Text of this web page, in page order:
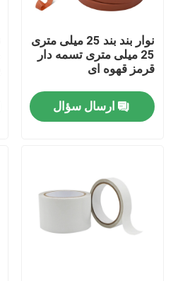
تور کارخانه
کنترل کیفیت
با ما تماس بگیرید
نوار چسب BOPP
نوار چسب کاغذ کرافت
نوار بند بند 25 میلی متری
25 میلی متری تسمه دار
قرمز قهوه ای
ارسال سؤال